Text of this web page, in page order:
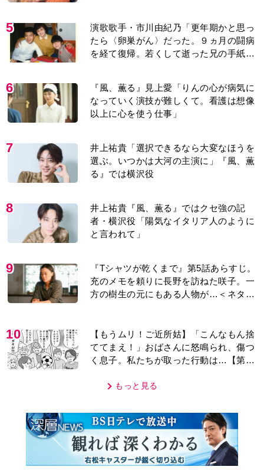
5
演歌歌手・市川由紀乃「更年期かと思っ
たら〈卵巣がん〉だった。９ヵ月の闘病
を経て復帰。若くして逝った兄の手紙を
6
『風、薫る』見上愛「りんの心が病気に
なっていく演技が難しくて。看護は想像
以上に心を使う仕事」
7
井上祐貴「選択できるなら大変なほうを
選ぶ。いつかは大河の主演に」『風、薫
る』では横沢役
8
井上祐貴『風、薫る』ではクセ強の記
者・横沢役「陽気なイタリア人のように
と言われて」
9
『Tシャツが乾くまで』第5話あらすじ。
充のメモを頼りに長野を訪ねた咲子。一
方の樹生の元にもある人物が…＜ネタバ
10
【もうムリ！ご近所姑】「こんなもん捨
ててまえ！」おばさんに怒鳴られ、傷つ
く息子。私たちが取った行動は…【第3
もっと見る